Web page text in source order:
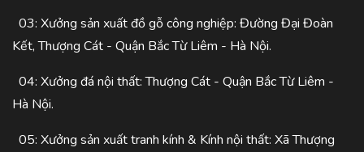
03: Xưởng sản xuất đồ gỗ công nghiệp: Đường Đại Đoàn
Kết, Thượng Cát - Quận Bắc Từ Liêm - Hà Nội.
04: Xưởng đá nội thất: Thượng Cát - Quận Bắc Từ Liêm -
Hà Nội.
05: Xưởng sản xuất tranh kính & Kính nội thất: Xã Thượng